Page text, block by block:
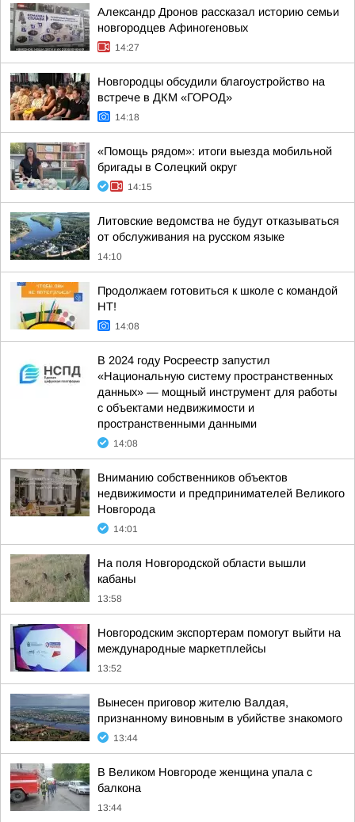
Александр Дронов рассказал историю семьи
новгородцев Афиногеновых
14:27
Новгородцы обсудили благоустройство на
встрече в ДКМ «ГОРОД»
14:18
«Помощь рядом»: итоги выезда мобильной
бригады в Солецкий округ
14:15
Литовские ведомства не будут отказываться
от обслуживания на русском языке
14:10
Продолжаем готовиться к школе с командой
НТ!
14:08
В 2024 году Росреестр запустил
«Национальную систему пространственных
данных» — мощный инструмент для работы
с объектами недвижимости и
пространственными данными
14:08
Вниманию собственников объектов
недвижимости и предпринимателей Великого
Новгорода
14:01
На поля Новгородской области вышли
кабаны
13:58
Новгородским экспортерам помогут выйти на
международные маркетплейсы
13:52
Вынесен приговор жителю Валдая,
признанному виновным в убийстве знакомого
13:44
В Великом Новгороде женщина упала с
балкона
13:44